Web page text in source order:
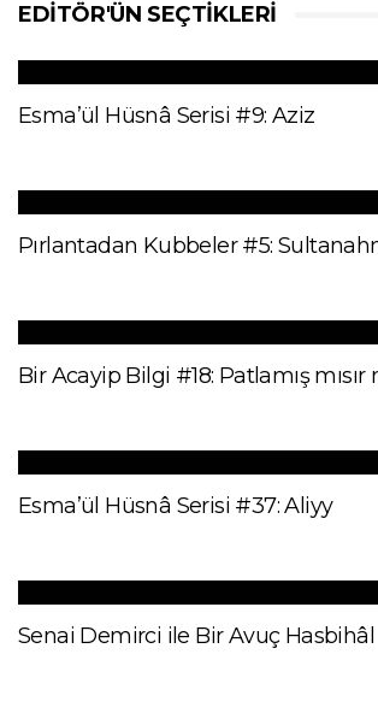
EDITÖR'ÜN SEÇTIKLERI
Esma’ül Hüsnâ Serisi #9: Aziz
Pırlantadan Kubbeler #5:
Bir Acayip Bilgi #18: Patlamış mısır
Esma’ül Hüsnâ Serisi #37: Aliyy
Senai Demirci ile Bir Avuç Hasbihâl